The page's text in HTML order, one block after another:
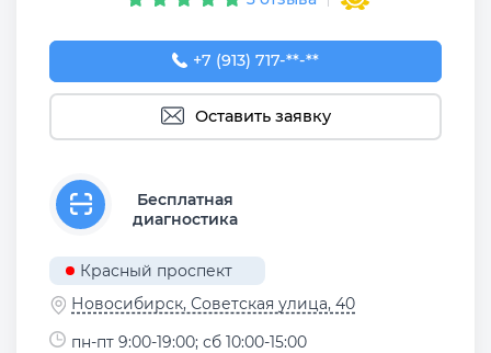
+7 (913) 717-02-96
+7 (913) 717-**-**
Оставить заявку
Бесплатная
диагностика
Красный проспект
Новосибирск, Советская улица, 40
пн-пт 9:00-19:00; сб 10:00-15:00